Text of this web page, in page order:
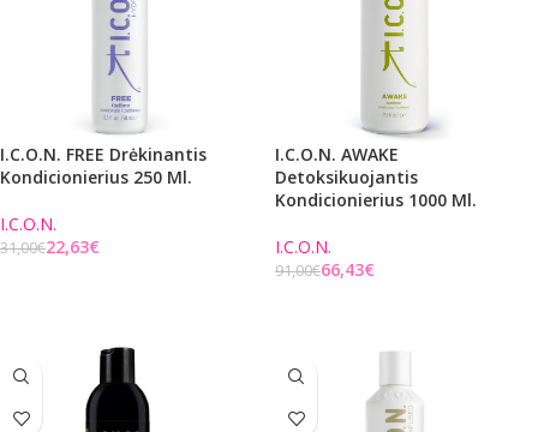
I.C.O.N. FREE Drėkinantis
Kondicionierius 250 Ml.
I.C.O.N.
31,00€22,63€
I.C.O.N. AWAKE
Detoksikuojantis
Kondicionierius 1000 Ml.
I.C.O.N.
91,00€66,43€